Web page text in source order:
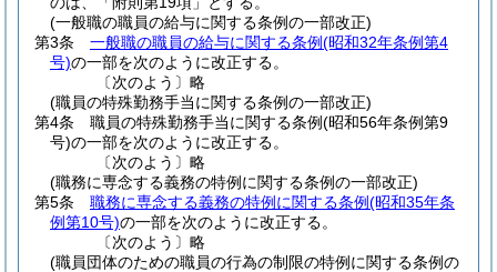
(一般職の職員の給与に関する条例の一部改正)
第3条
一般職の職員の給与に関する条例(昭和32年条例第4
号)の一部を次のように改正する。
〔次のよう〕略
(職員の特殊勤務手当に関する条例の一部改正)
第4条
職員の特殊勤務手当に関する条例(昭和56年条例第9
号)の一部を次のように改正する。
〔次のよう〕略
(職務に専念する義務の特例に関する条例の一部改正)
第5条
職務に専念する義務の特例に関する条例(昭和35年条
例第10号)の一部を次のように改正する。
〔次のよう〕略
(職員団体のための職員の行為の制限の特例に関する条例の